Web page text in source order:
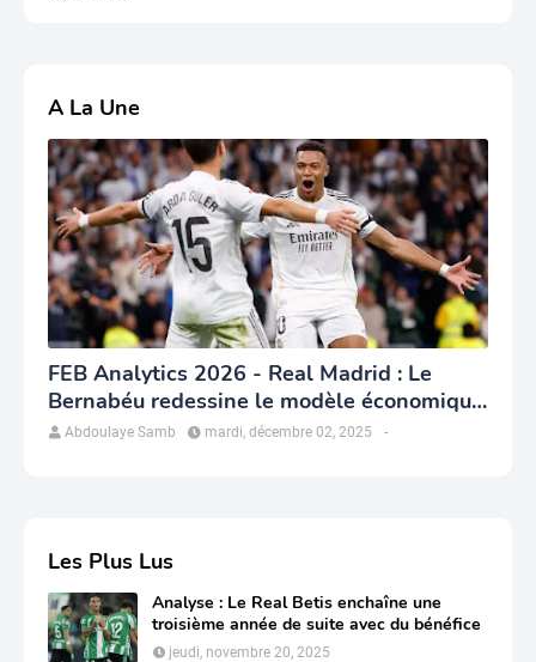
A La Une
FEB Analytics 2026 - Real Madrid : Le
Bernabéu redessine le modèle économique
du club
Abdoulaye Samb -
mardi, décembre 02, 2025
Les Plus Lus
Analyse : Le Real Betis enchaîne une
troisième année de suite avec du bénéfice
jeudi, novembre 20, 2025